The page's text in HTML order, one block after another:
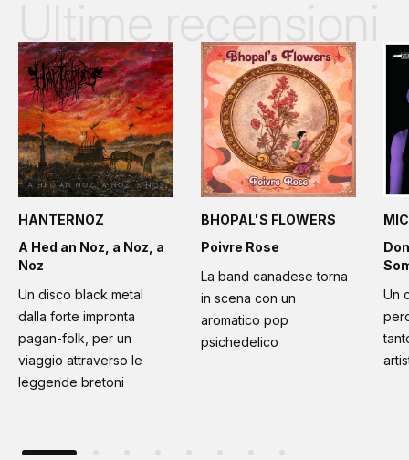
HANTERNOZ
A Hed an Noz, a Noz, a
Noz
Un disco black metal
dalla forte impronta
pagan-folk, per un
viaggio attraverso le
leggende bretoni
BHOPAL'S FLOWERS
Poivre Rose
La band canadese torna
in scena con un
aromatico pop
psichedelico
Un